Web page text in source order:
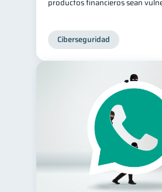
productos financieros sean
Ciberseguridad